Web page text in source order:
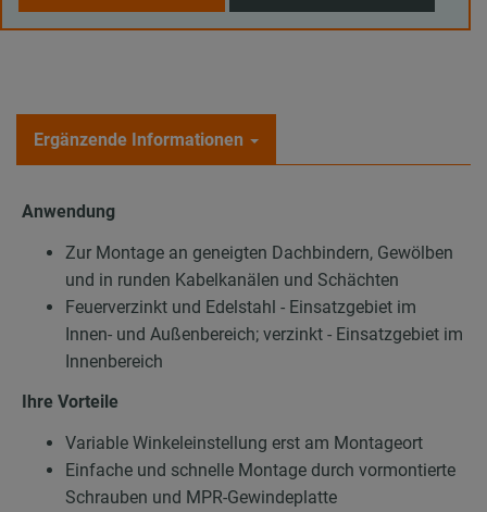
Ergänzende Informationen
Anwendung
Zur Montage an geneigten Dachbindern, Gewölben
und in runden Kabelkanälen und Schächten
Feuerverzinkt und Edelstahl - Einsatzgebiet im
Innen- und Außenbereich; verzinkt - Einsatzgebiet im
Innenbereich
Ihre Vorteile
Variable Winkeleinstellung erst am Montageort
Einfache und schnelle Montage durch vormontierte
Schrauben und MPR-Gewindeplatte